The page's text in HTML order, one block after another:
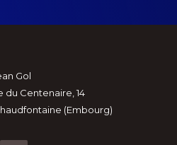
Gol
du Centenaire, 14
(Embourg)